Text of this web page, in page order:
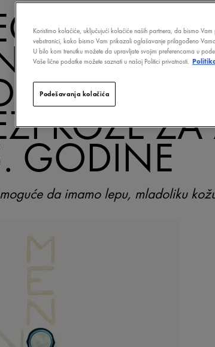
ŠTO
KOŽE ZA
GODINE
da imamo lepu, mladoliku
Koristimo kolačiće, uključujući kolačiće naših partnera, da bismo
vebstranici, kako bismo Vam prikazali oglašavanje prilagođeno
U bilo kom trenutku možete da upravljate svojim preferencama u
Vaše lične podatke možete saznati u našoj Politici privatnosti.
Podešavanja kolačića